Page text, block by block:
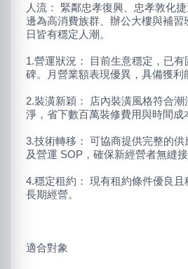
人流： 緊鄰忠孝復興、忠孝敦化
邊為高消費族群、辦公大樓與補習
日皆有穩定人潮。
1.營運狀況： 目前生意穩定，已有
碑。月營業額表現優異，具備獲利
2.裝潢新穎： 店內裝潢風格符合
淨，省下數百萬裝修費用與時間成
3.技術轉移： 可協商提供完整的
及營運 SOP，確保新經營者無縫接
4.穩定租約： 現有租約條件優良
長期經營。
適合對象